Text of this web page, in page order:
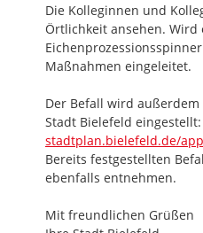
Die Kolleginnen und
Örtlichkeit ansehen.
Maßnahmen eingeleitet.
Der Befall wird
Stadt Bielefeld eingestellt:
stadtplan.bielefeld.de/
Bereits festgestellten
ebenfalls entnehmen.
Mit freundlichen Grüßen